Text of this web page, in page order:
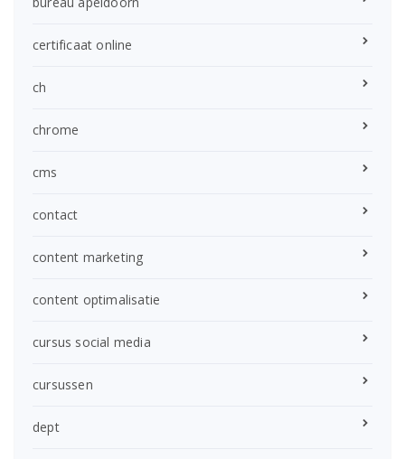
certificaat online
ch
chrome
cms
contact
content marketing
content optimalisatie
cursus social media
cursussen
dept